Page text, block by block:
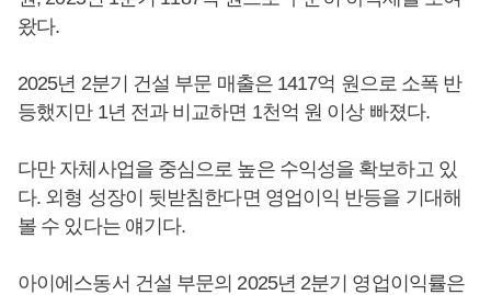
왔다.
2025년 2분기 건설 부문 매출은 1417억 원으로 소폭 반
등했지만 1년 전과 비교하면 1천억 원 이상 빠졌다.
다만 자체사업을 중심으로 높은 수익성을 확보하고 있
다. 외형 성장이 뒷받침한다면 영업이익 반등을 기대해
볼 수 있다는 얘기다.
아이에스동서 건설 부문의 2025년 2분기 영업이익률은